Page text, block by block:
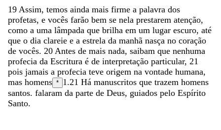
19 Assim, temos ainda mais firme a palavra dos
profetas, e vocês farão bem se nela prestarem atenção,
como a uma lâmpada que brilha em um lugar escuro, até
que o dia clareie e a estrela da manhã nasça no coração
de vocês. 20 Antes de mais nada, saibam que nenhuma
profecia da Escritura é de interpretação particular, 21
pois jamais a profecia teve origem na vontade humana,
mas homens * 1.21 Há manuscritos que trazem homens
santos. falaram da parte de Deus, guiados pelo Espírito
Santo.